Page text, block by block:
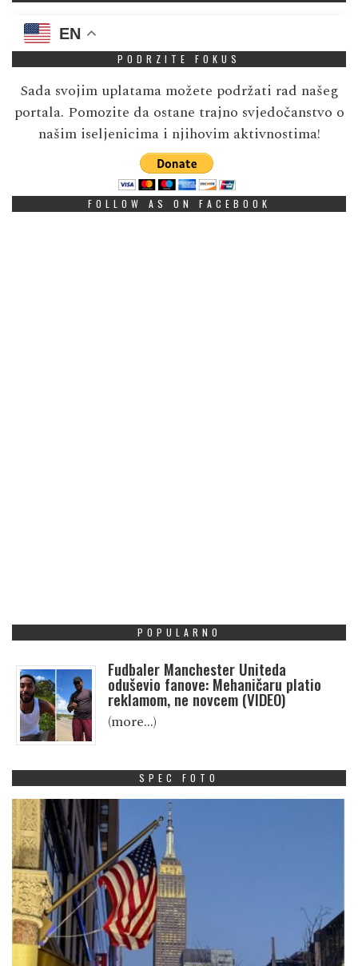
EN
PODRZITE FOKUS
Sada svojim uplatama možete podržati rad našeg
portala. Pomozite da ostane trajno svjedočanstvo o
našim iseljenicima i njihovim aktivnostima!
FOLLOW AS ON FACEBOOK
POPULARNO
Fudbaler Manchester Uniteda
oduševio fanove: Mehaničaru platio
reklamom, ne novcem (VIDEO)
(more…)
SPEC FOTO